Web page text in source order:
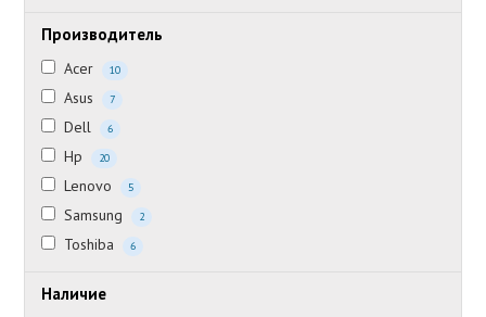
Производитель
Acer 10
Asus 7
Dell 6
Hp 20
Lenovo 5
Samsung 2
Toshiba 6
Наличие